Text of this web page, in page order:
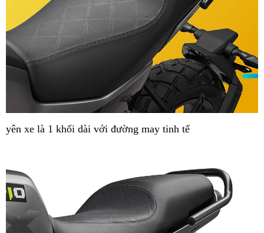
yên xe là 1 khối dài với đường may tinh tế